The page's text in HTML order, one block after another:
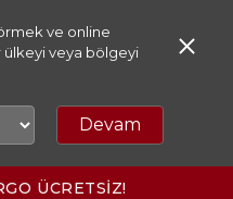
ve online
ülkeyi veya bölgeyi
Devam
ÜCRETSİZ!